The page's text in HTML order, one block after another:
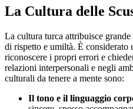
La Cultura delle
La cultura turca attribuisce
di rispetto e umiltà. È considerato
riconoscere i propri errori e
relazioni interpersonali e negli
culturali da tenere a mente sono:
Il tono e il linguaggio